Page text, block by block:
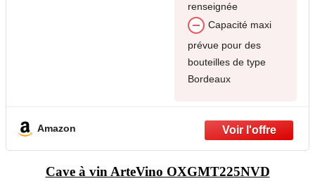
renseignée
Capacité maxi
prévue pour des
bouteilles de type
Bordeaux
Amazon
Cave à vin ArteVino OXGMT225NVD